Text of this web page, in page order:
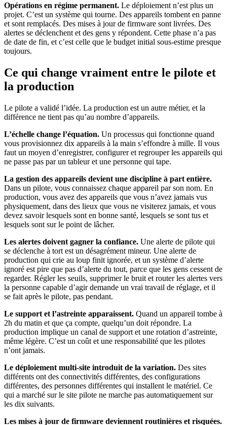
Opérations en régime permanent. Le déploiement n’est plus un
projet. C’est un système qui tourne. Des appareils tombent en panne
et sont remplacés. Des mises à jour de firmware sont livrées. Des
alertes se déclenchent et des gens y répondent. Cette phase n’a pas
de date de fin, et c’est celle que le budget initial sous-estime presque
toujours.
Ce qui change vraiment entre le pilote et
la production
Le pilote a validé l’idée. La production est un autre métier, et la
différence ne tient pas qu’au nombre d’appareils.
L’échelle change l’équation. Un processus qui fonctionne quand
vous provisionnez dix appareils à la main s’effondre à mille. Il vous
faut un moyen d’enregistrer, configurer et regrouper les appareils qui
ne passe pas par un tableur et une personne qui tape.
La gestion des appareils devient une discipline à part entière.
Dans un pilote, vous connaissez chaque appareil par son nom. En
production, vous avez des appareils que vous n’avez jamais vus
physiquement, dans des lieux que vous ne visiterez jamais, et vous
devez savoir lesquels sont en bonne santé, lesquels se sont tus et
lesquels sont sur le point de lâcher.
Les alertes doivent gagner la confiance. Une alerte de pilote qui
se déclenche à tort est un désagrément mineur. Une alerte de
production qui crie au loup finit ignorée, et un système d’alerte
ignoré est pire que pas d’alerte du tout, parce que les gens cessent de
regarder. Régler les seuils, supprimer le bruit et router les alertes vers
la personne capable d’agir demande un vrai travail de réglage, et il
se fait après le pilote, pas pendant.
Le support et l’astreinte apparaissent. Quand un appareil tombe à
2h du matin et que ça compte, quelqu’un doit répondre. La
production implique un canal de support et une rotation d’astreinte,
même légère. C’est un coût et une responsabilité que les pilotes
n’ont jamais.
Le déploiement multi-site introduit de la variation. Des sites
différents ont des connectivités différentes, des configurations
différentes, des personnes différentes qui installent le matériel. Ce
qui a marché sur le site pilote ne marche pas automatiquement sur
les dix suivants.
Les mises à jour de firmware deviennent routinières et risquées.